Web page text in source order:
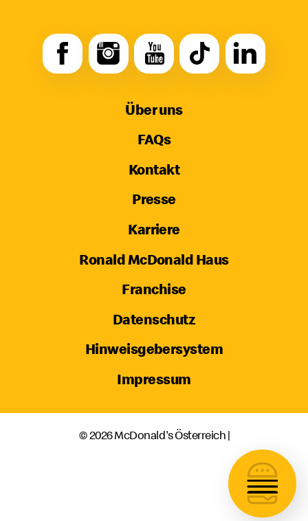
Über uns
FAQs
Kontakt
Presse
Karriere
Ronald McDonald Haus
Franchise
Datenschutz
Hinweisgebersystem
Impressum
© 2026 McDonald's Österreich |